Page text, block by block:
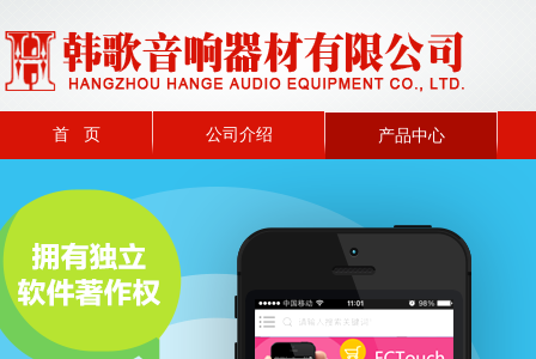
首 页 公司介绍 产品中心